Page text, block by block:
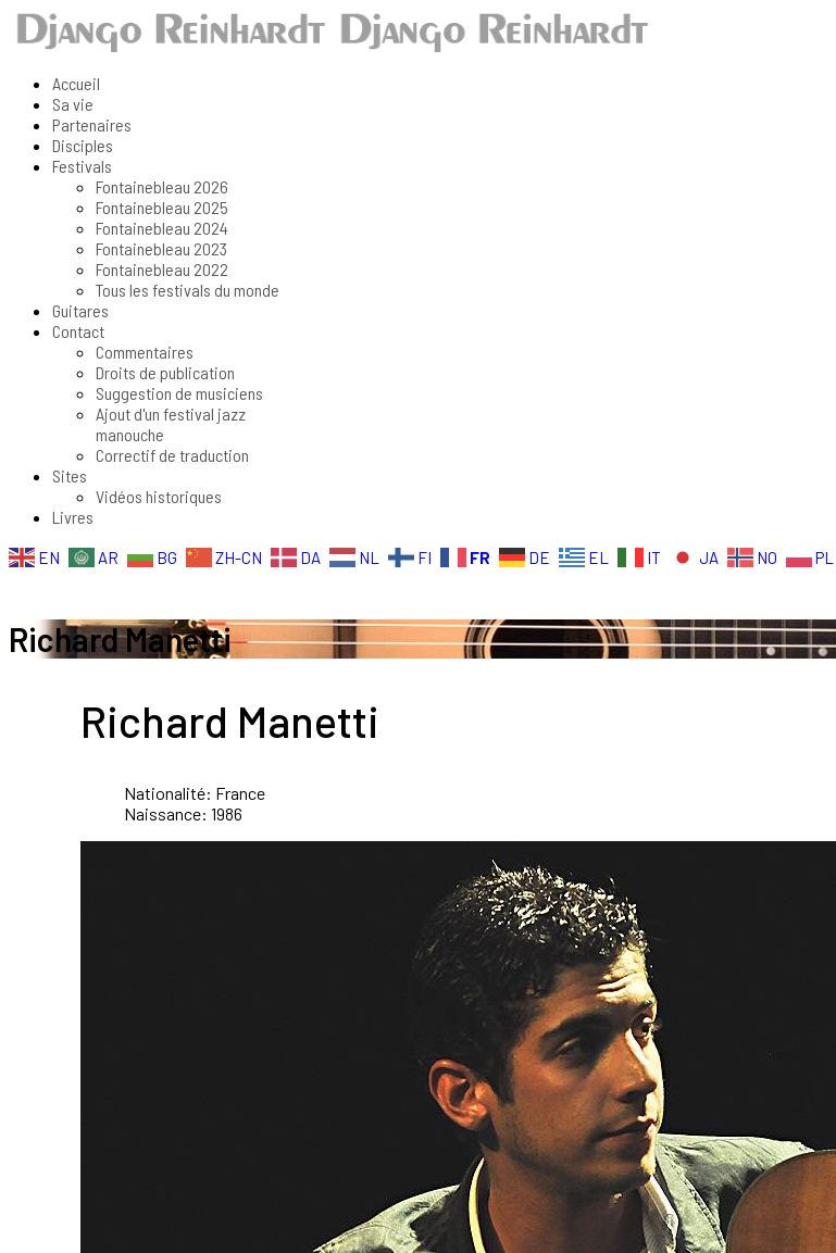
Accueil
Sa vie
Partenaires
Disciples
Festivals
Fontainebleau 2026
Fontainebleau 2025
Fontainebleau 2024
Fontainebleau 2023
Fontainebleau 2022
Tous les festivals du monde
Guitares
Contact
Commentaires
Droits de publication
Suggestion de musiciens
Ajout d'un festival jazz
manouche
Correctif de traduction
Sites
Vidéos historiques
Livres
EN AR BG ZH-CN DA NL FI FR DE EL IT JA NO PL
Richard Manetti
Richard Manetti
Nationalité: France
Naissance:1986